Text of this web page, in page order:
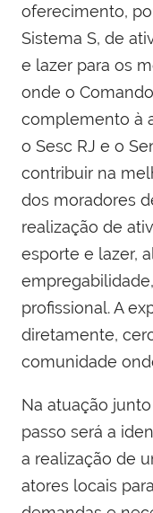
oferecimento,
Sistema S, de
e lazer para os
onde o
complemento à
o Sesc RJ e o
contribuir na
dos moradores
realização de
esporte e lazer,
profissional. A
diretamente,
comunidade
Na atuação
passo será a
a realização de
atores locais